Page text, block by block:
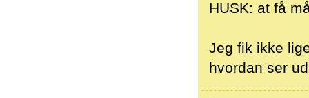
HUSK: at få
Jeg fik ikke
hvordan ser ud